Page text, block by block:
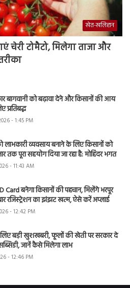
खेत-खलिहान
चेरी टोमैटो, मिलेगा ताजा और
बागवानी को बढ़ावा देने और किसानों की आय
प्रतिबद्ध
- 1:45 PM
लाभकारी व्यवसाय बनाने के लिए किसानों को
तक पूरा सहयोग दिया जा रहा है: मोहिंदर भगत
- 11:43 AM
Card बनेगा किसानों की पहचान, मिलेंगे भरपूर
रजिस्ट्रेशन का झंझट खत्म, ऐसे करें अप्लाई
- 12:42 PM
बड़ी खुशखबरी, फूलों की खेती पर सरकार दे
जानें कैसे मिलेगा लाभ
- 12:46 PM